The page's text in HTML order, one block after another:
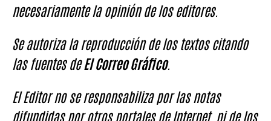
necesariamente la opinión de los editores.
Se autoriza la reproducción de los textos citando
las fuentes deEl Correo Gráfico.
El Editor no se responsabiliza por las notas
difundidas por otros portales de Internet, ni de los